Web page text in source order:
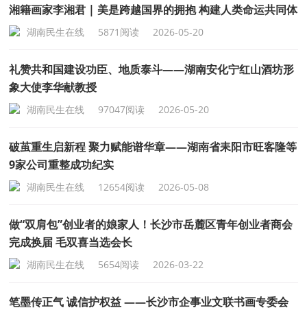
湘籍画家李湘君 | 美是跨越国界的拥抱 构建人类命运共同体
湖南民生在线 5871阅读 2026-05-20
礼赞共和国建设功臣、地质泰斗——湖南安化宁红山酒坊形
象大使李华献教授
湖南民生在线 97047阅读 2026-05-20
破茧重生启新程 聚力赋能谱华章——湖南省耒阳市旺客隆等
9家公司重整成功纪实
湖南民生在线 12654阅读 2026-05-08
做“双肩包”创业者的娘家人！长沙市岳麓区青年创业者商会
完成换届 毛双喜当选会长
湖南民生在线 5654阅读 2026-03-22
笔墨传正气 诚信护权益 ——长沙市企事业文联书画专委会